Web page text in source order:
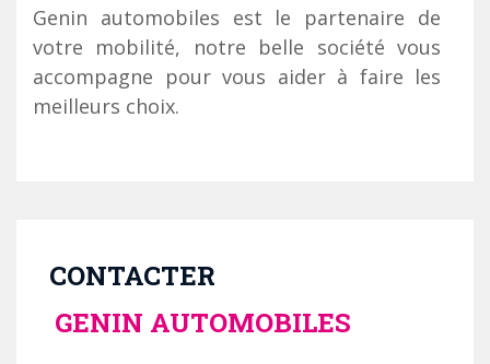
Genin automobiles est le partenaire de
votre mobilité, notre belle société vous
accompagne pour vous aider à faire les
meilleurs choix.
CONTACTER
GENIN AUTOMOBILES